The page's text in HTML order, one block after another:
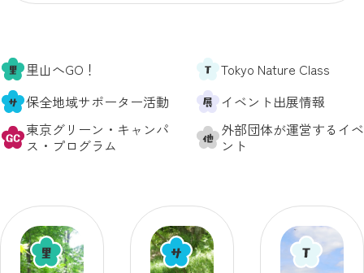
里山へGO！
保全地域サポーター活動
東京グリーン・キャンパ
ス・プログラム
Tokyo Nature Class
イベント出展情報
外部団体が運営するイベ
ント